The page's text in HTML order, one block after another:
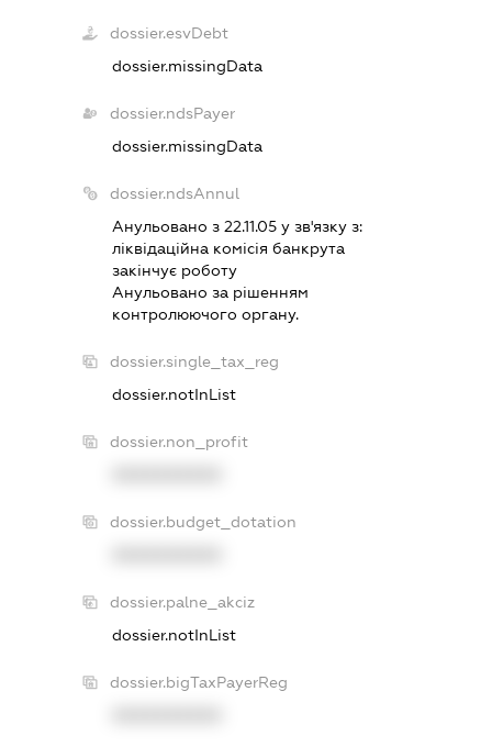
dossier.esvDebt
dossier.missingData
dossier.ndsPayer
dossier.missingData
dossier.ndsAnnul
Анульовано з 22.11.05 у зв'язку з:
лiквiдацiйна комiсiя банкрута
закiнчує роботу
Анульовано за рiшенням
контролюючого органу.
dossier.single_tax_reg
dossier.notInList
dossier.non_profit
dossier.budget_dotation
dossier.palne_akciz
dossier.notInList
dossier.bigTaxPayerReg